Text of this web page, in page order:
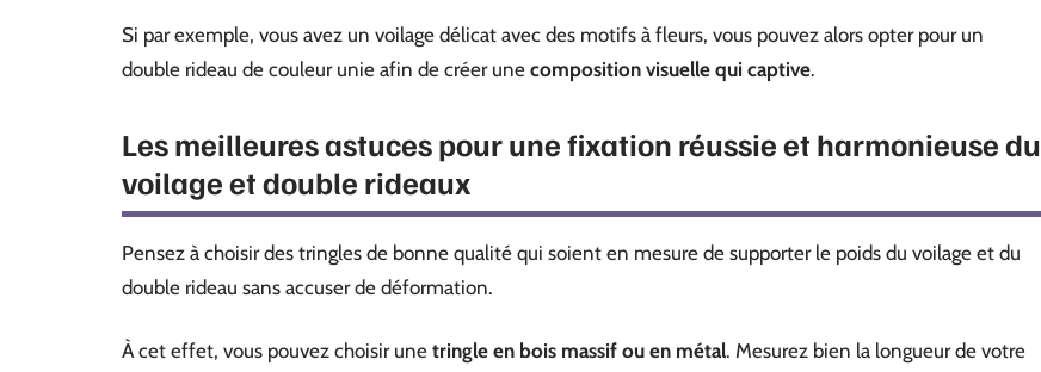
Si par exemple, vous avez un voilage délicat avec des motifs à fleurs, vous pouvez alors opter pour un
double rideau de couleur unie afin de créer une composition visuelle qui captive.
Les meilleures astuces pour une fixation réussie et harmonieuse du
voilage et double rideaux
Pensez à choisir des tringles de bonne qualité qui soient en mesure de supporter le poids du voilage et du
double rideau sans accuser de déformation.
À cet effet, vous pouvez choisir une tringle en bois massif ou en métal. Mesurez bien la longueur de votre